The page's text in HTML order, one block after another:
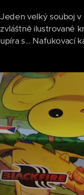
Jeden velký souboj v
zvláštně ilustrované
upíra s... Nafukovací